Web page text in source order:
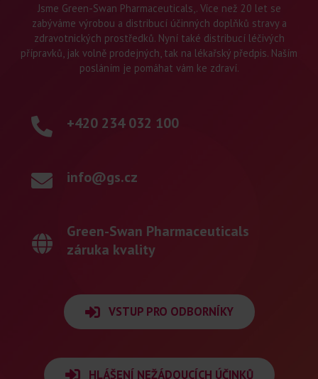
Jsme Green-Swan Pharmaceuticals,. Více než 20 let se
zabýváme výrobou a distribucí účinných doplňků stravy a
zdravotnických prostředků. Nyní také distribucí léčivých
přípravků, jak volně prodejných, tak na lékařský předpis. Naším
posláním je pomáhat vám ke zdraví.
+420 234 032 100
info@gs.cz
Green-Swan Pharmaceuticals
záruka kvality
VSTUP PRO ODBORNÍKY
HLÁŠENÍ NEŽÁDOUCÍCH ÚČINKŮ